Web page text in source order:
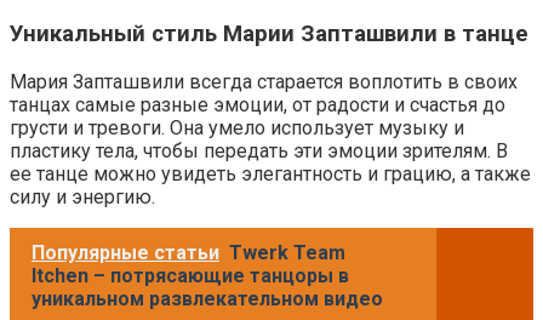
Уникальный стиль Марии Запташвили в танце
Мария Запташвили всегда старается воплотить в своих
танцах самые разные эмоции, от радости и счастья до
грусти и тревоги. Она умело использует музыку и
пластику тела, чтобы передать эти эмоции зрителям. В
ее танце можно увидеть элегантность и грацию, а также
силу и энергию.
Популярные статьи Twerk Team
Itchen – потрясающие танцоры в
уникальном развлекательном видео